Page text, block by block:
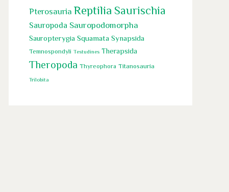
Pterosauria Reptilia Saurischia
Sauropoda Sauropodomorpha
Sauropterygia Squamata Synapsida
Temnospondyli Testudines Therapsida
Theropoda Thyreophora Titanosauria
Trilobita